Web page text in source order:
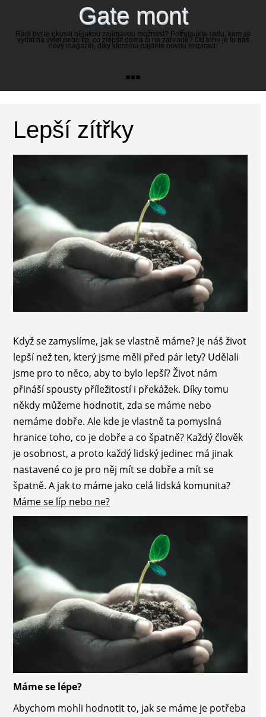
Gate mont
Rádi byste okusili nějakou zajímavou možnost? Potřebujete radu, kam se
vydat na výlet nebo tip, co zlepšit doma či na zahradě? Od toho je tu náš
nový magazín, díky kterému najdete novou inspiraci.
Lepší zítřky
Když se zamyslíme, jak se vlastně máme? Je náš život
lepší než ten, který jsme měli před pár lety? Udělali
jsme pro to něco, aby to bylo lepší? Život nám
přináší spousty příležitostí i překážek. Díky tomu
někdy můžeme hodnotit, zda se máme nebo
nemáme dobře. Ale kde je vlastně ta pomyslná
hranice toho, co je dobře a co špatně? Každý člověk
je osobnost, a proto každý lidský jedinec má jinak
nastavené co je pro něj mít se dobře a mít se
špatně. A jak to máme jako celá lidská komunita?
Máme se líp nebo ne?
Máme se lépe?
Abychom mohli hodnotit to, jak se máme je potřeba